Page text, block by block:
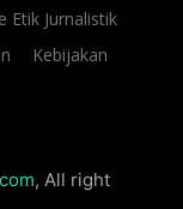
Etik Jurnalistik
Kebijakan
, All right